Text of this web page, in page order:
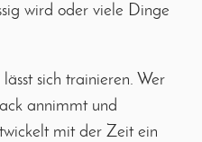
wird oder viele Dinge
sich trainieren. Wer
annimmt und
mit der Zeit ein